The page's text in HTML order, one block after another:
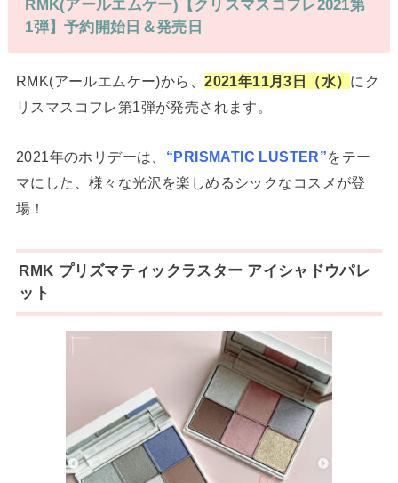
RMK(アールエムケー)【クリスマスコフレ2021第
1弾】予約開始日＆発売日
RMK(アールエムケー)から、2021年11月3日（水） にク
リスマスコフレ第1弾が発売されます。
2021年のホリデーは、 “PRISMATIC LUSTER”をテー
マにした、様々な光沢を楽しめるシックなコスメが登
場！
RMK プリズマティックラスター アイシャドウパレ
ット